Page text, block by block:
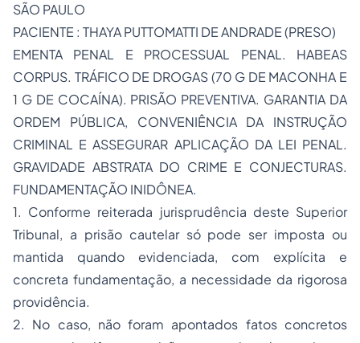
SÃO PAULO
PACIENTE : THAYA PUTTOMATTI DE ANDRADE (PRESO)
EMENTA PENAL E PROCESSUAL PENAL. HABEAS
CORPUS. TRÁFICO DE DROGAS (70 G DE MACONHA E
1 G DE COCAÍNA). PRISÃO PREVENTIVA. GARANTIA DA
ORDEM PÚBLICA, CONVENIÊNCIA DA INSTRUÇÃO
CRIMINAL E ASSEGURAR APLICAÇÃO DA LEI PENAL.
GRAVIDADE ABSTRATA DO CRIME E CONJECTURAS.
FUNDAMENTAÇÃO INIDÔNEA.
1. Conforme reiterada jurisprudência deste Superior
Tribunal, a prisão cautelar só pode ser imposta ou
mantida quando evidenciada, com explícita e
concreta fundamentação, a necessidade da rigorosa
providência.
2. No caso, não foram apontados fatos concretos